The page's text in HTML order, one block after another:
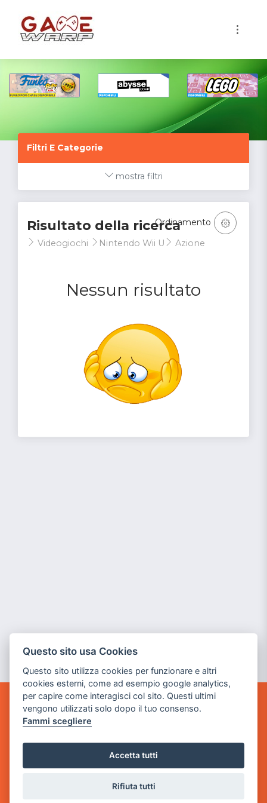
Filtri E Categorie
mostra filtri
Risultato della ricerca
Videogiochi Nintendo Wii U Azione
Nessun risultato
Ordinamento
GAME WARP
BY POWER GAME SRL
via Villaggio dei Platani, 3
Questo sito usa Cookies
Questo sito utilizza cookies per funzionare e altri
cookies esterni, come ad esempio google analytics,
per capire come interagisci col sito. Questi ultimi
vengono utilizzati solo dopo il tuo consenso.
Fammi scegliere
Accetta tutti
Rifiuta tutti